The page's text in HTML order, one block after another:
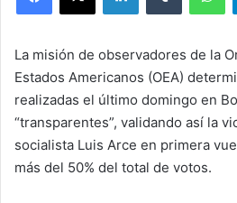
La misión de observadores de la
Estados Americanos (OEA)
realizadas el último domingo en
“transparentes”, validando así la
socialista Luis Arce en primera
más del 50% del total de votos.